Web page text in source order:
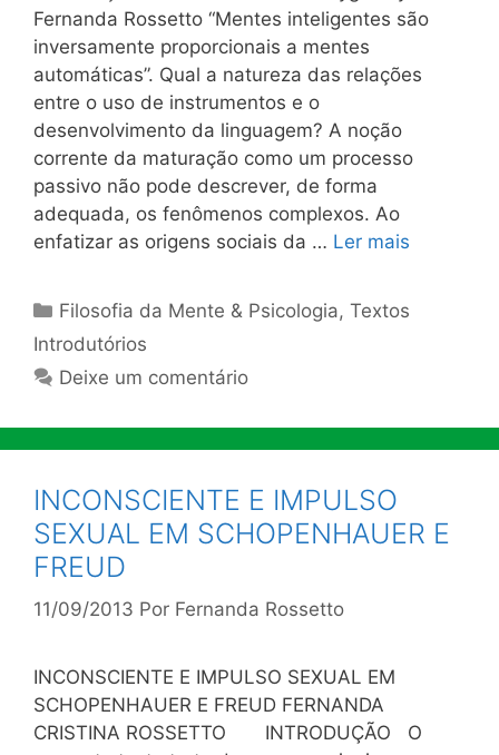
Fernanda Rossetto “Mentes inteligentes são
inversamente proporcionais a mentes
automáticas”. Qual a natureza das relações
entre o uso de instrumentos e o
desenvolvimento da linguagem? A noção
corrente da maturação como um processo
passivo não pode descrever, de forma
adequada, os fenômenos complexos. Ao
enfatizar as origens sociais da … Ler mais
Categorias
Filosofia da Mente & Psicologia,Textos
Introdutórios
Deixe um comentário
INCONSCIENTE E IMPULSO
SEXUAL EM SCHOPENHAUER E
FREUD
11/09/2013 Por Fernanda Rossetto
INCONSCIENTE E IMPULSO SEXUAL EM
SCHOPENHAUER E FREUD FERNANDA
CRISTINA ROSSETTO INTRODUÇÃO O